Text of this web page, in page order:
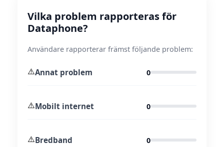
Vilka problem rapporteras för
Dataphone?
Användare rapporterar främst följande problem:
⚠️Annat problem 0
⚠️Mobilt internet 0
⚠️Bredband 0